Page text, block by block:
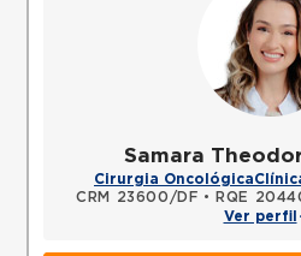
Samara
Cirurgia Oncológica
CRM 23600/DF •
RQE
Ver perfil